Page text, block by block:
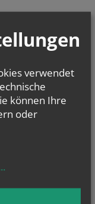
Evangelium
wie die Sonne
verwendet
können Ihre
oder